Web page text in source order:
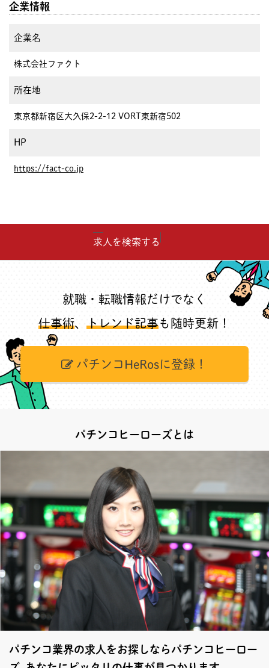
企業情報
企業名
株式会社ファクト
所在地
東京都新宿区大久保2-2-12 VORT東新宿502
HP
https://fact-co.jp
求人を検索する
就職・転職情報だけでなく
仕事術、 トレンド記事も随時更新！
パチンコHeRosに登録！
パチンコヒーローズとは
パチンコ業界の求人をお探しならパチンコヒーロー